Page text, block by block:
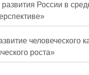
прогнозирования
журналов
развития России в
человеческого
роста»